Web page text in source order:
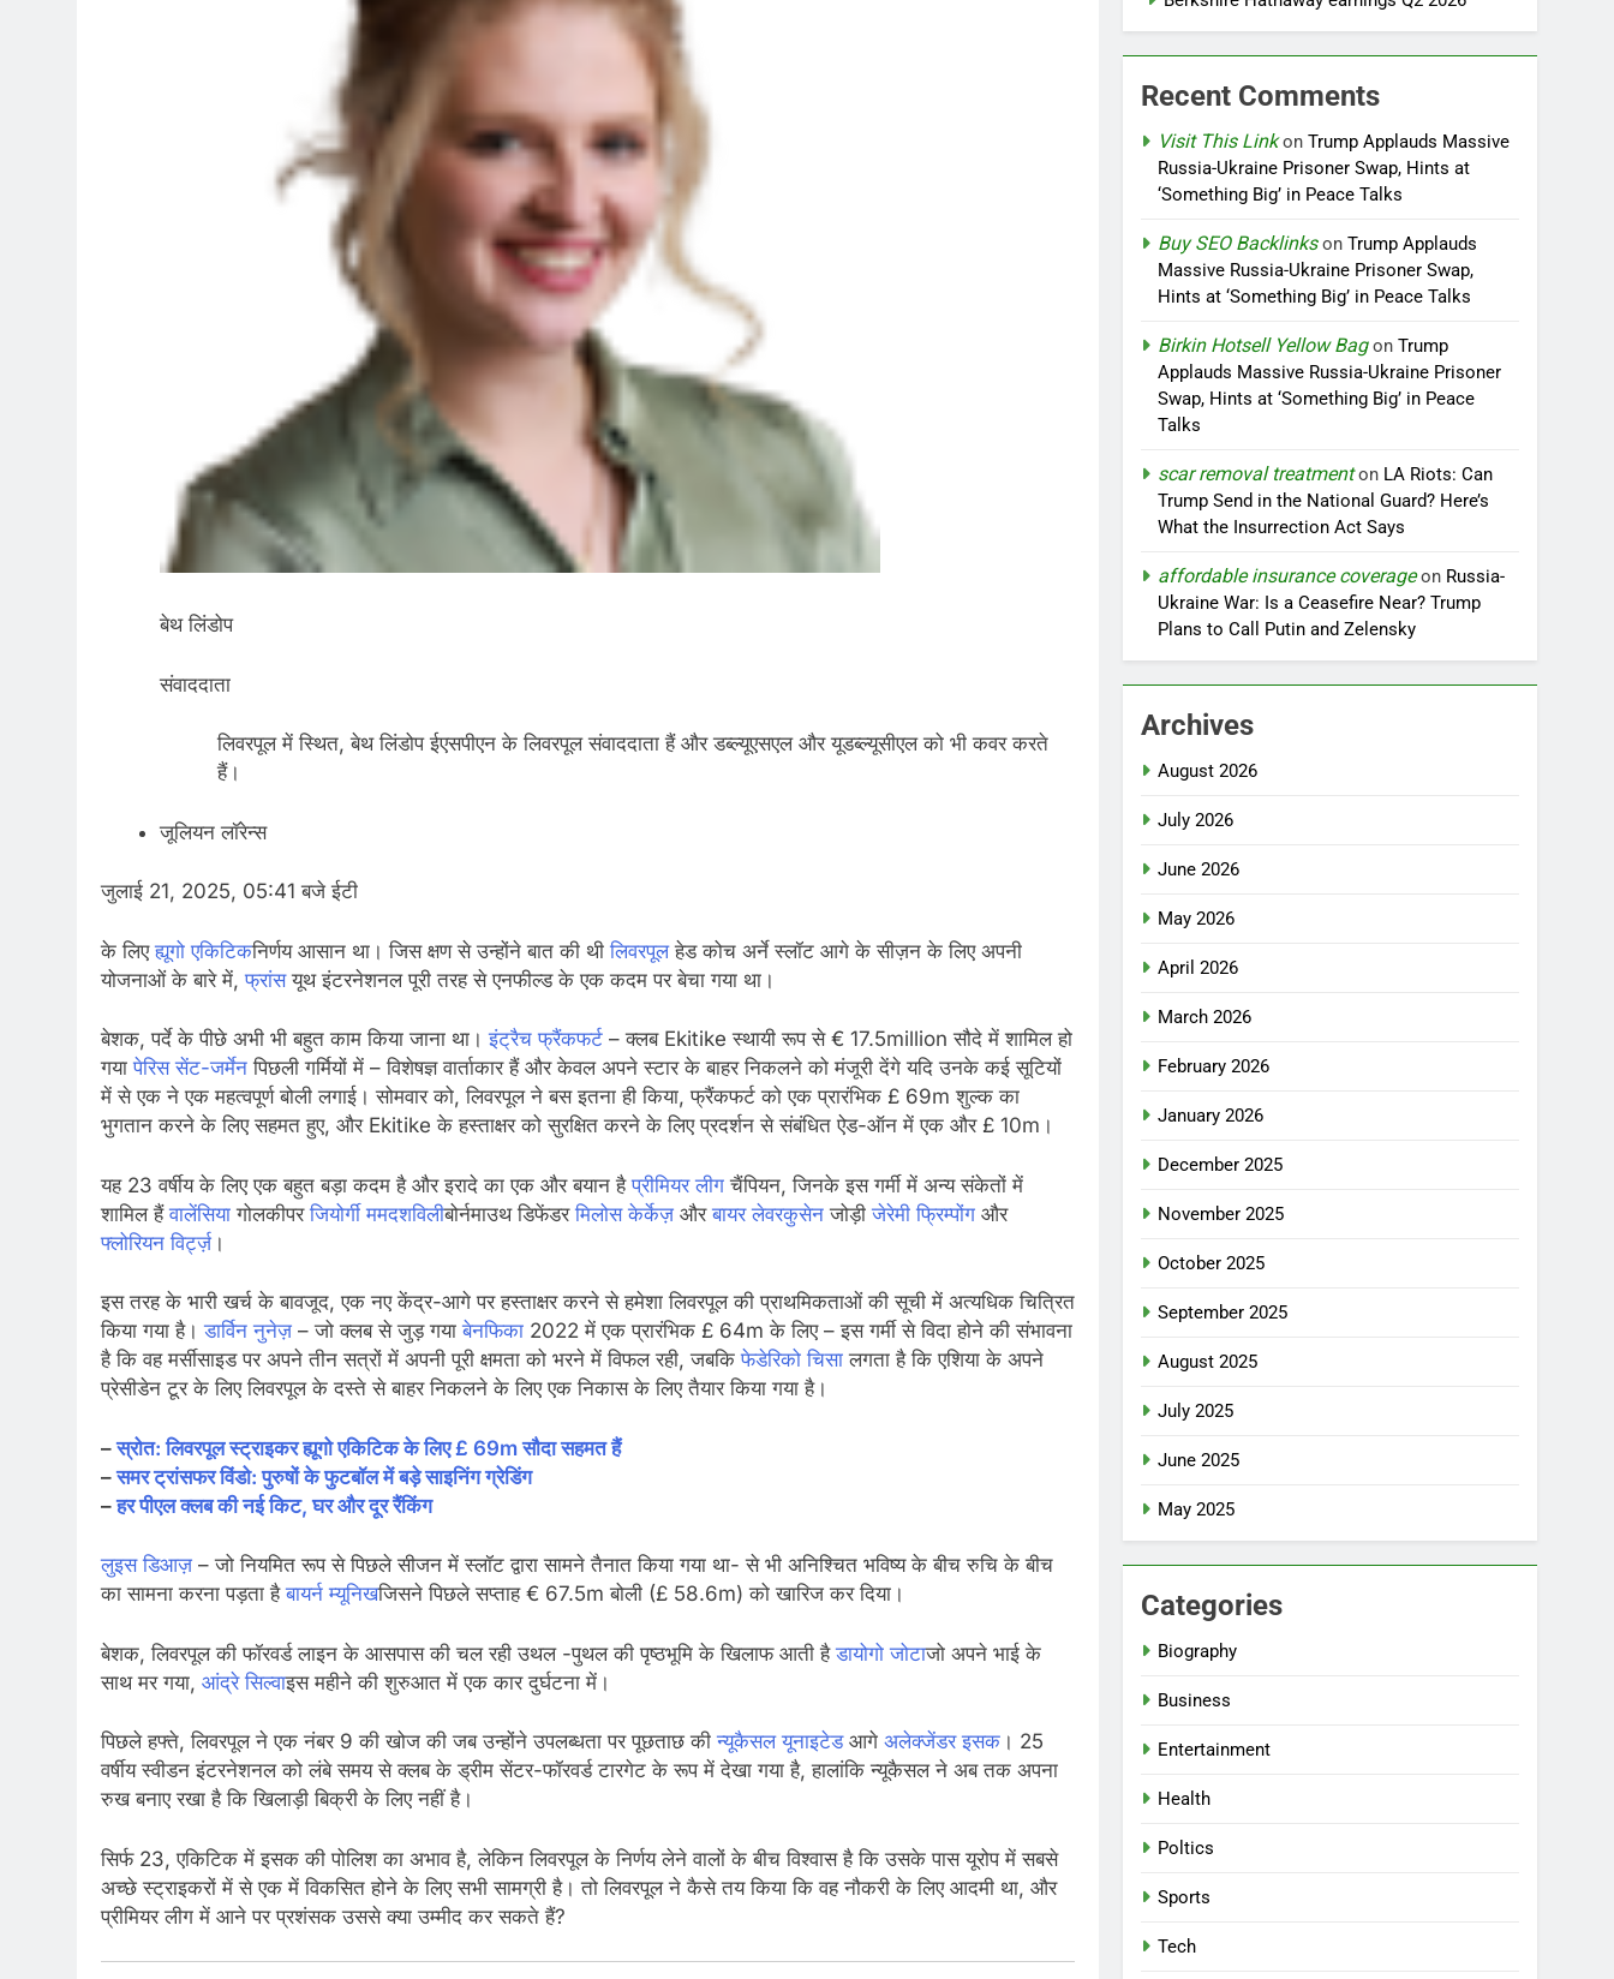
बेथ लिंडोप
संवाददाता
लिवरपूल में स्थित, बेथ लिंडोप ईएसपीएन के लिवरपूल संवाददाता हैं और डब्ल्यूएसएल और यूडब्ल्यूसीएल को भी कवर करते
हैं।
जूलियन लॉरेन्स
जुलाई 21, 2025, 05:41 बजे ईटी
के लिएह्यूगो एकिटिकनिर्णय आसान था। जिस क्षण से उन्होंने बात की थीलिवरपूलहेड कोच अर्ने स्लॉट आगे के सीज़न के लिए अपनी
योजनाओं के बारे में,फ्रांसयूथ इंटरनेशनल पूरी तरह से एनफील्ड के एक कदम पर बेचा गया था।
बेशक, पर्दे के पीछे अभी भी बहुत काम किया जाना था।इंट्रैच फ्रैंकफर्ट – क्लब Ekitike स्थायी रूप से € 17.5million सौदे में शामिल हो
गयापेरिस सेंट-जर्मेन पिछली गर्मियों में – विशेषज्ञ वार्ताकार हैं और केवल अपने स्टार के बाहर निकलने को मंजूरी देंगे यदि उनके कई सूटियों
में से एक ने एक महत्वपूर्ण बोली लगाई। सोमवार को, लिवरपूल ने बस इतना ही किया, फ्रैंकफर्ट को एक प्रारंभिक £ 69m शुल्क का
भुगतान करने के लिए सहमत हुए, और Ekitike के हस्ताक्षर को सुरक्षित करने के लिए प्रदर्शन से संबंधित ऐड-ऑन में एक और £ 10m।
यह 23 वर्षीय के लिए एक बहुत बड़ा कदम है और इरादे का एक और बयान हैप्रीमियर लीग चैंपियन, जिनके इस गर्मी में अन्य संकेतों में
शामिल हैंवालेंसिया गोलकीपरजियोर्गी ममदशविलीबोर्नमाउथ डिफेंडरमिलोस केर्केज़ औरबायर लेवरकुसेन जोड़ीजेरेमी फ्रिम्पोंग और
फ्लोरियन विर्ट्ज़ ।
इस तरह के भारी खर्च के बावजूद, एक नए केंद्र-आगे पर हस्ताक्षर करने से हमेशा लिवरपूल की प्राथमिकताओं की सूची में अत्यधिक चित्रित
किया गया है।डार्विन नुनेज़ – जो क्लब से जुड़ गयाबेनफिका 2022 में एक प्रारंभिक £ 64m के लिए – इस गर्मी से विदा होने की संभावना
है कि वह मर्सीसाइड पर अपने तीन सत्रों में अपनी पूरी क्षमता को भरने में विफल रही, जबकिफेडेरिको चिसा लगता है कि एशिया के अपने
प्रेसीडेन टूर के लिए लिवरपूल के दस्ते से बाहर निकलने के लिए एक निकास के लिए तैयार किया गया है।
–स्रोत: लिवरपूल स्ट्राइकर ह्यूगो एकिटिक के लिए £ 69m सौदा सहमत हैं
–समर ट्रांसफर विंडो: पुरुषों के फुटबॉल में बड़े साइनिंग ग्रेडिंग
–हर पीएल क्लब की नई किट, घर और दूर रैंकिंग
लुइस डिआज़ – जो नियमित रूप से पिछले सीजन में स्लॉट द्वारा सामने तैनात किया गया था- से भी अनिश्चित भविष्य के बीच रुचि के बीच
का सामना करना पड़ता हैबायर्न म्यूनिखजिसने पिछले सप्ताह € 67.5m बोली (£ 58.6m) को खारिज कर दिया।
बेशक, लिवरपूल की फॉरवर्ड लाइन के आसपास की चल रही उथल -पुथल की पृष्ठभूमि के खिलाफ आती हैडायोगो जोटाजो अपने भाई के
साथ मर गया, आंद्रे सिल्वाइस महीने की शुरुआत में एक कार दुर्घटना में।
पिछले हफ्ते, लिवरपूल ने एक नंबर 9 की खोज की जब उन्होंने उपलब्धता पर पूछताछ कीन्यूकैसल यूनाइटेडआगे अलेक्जेंडर इसक । 25
वर्षीय स्वीडन इंटरनेशनल को लंबे समय से क्लब के ड्रीम सेंटर-फॉरवर्ड टारगेट के रूप में देखा गया है, हालांकि न्यूकैसल ने अब तक अपना
रुख बनाए रखा है कि खिलाड़ी बिक्री के लिए नहीं है।
सिर्फ 23, एकिटिक में इसक की पोलिश का अभाव है, लेकिन लिवरपूल के निर्णय लेने वालों के बीच विश्वास है कि उसके पास यूरोप में सबसे
अच्छे स्ट्राइकरों में से एक में विकसित होने के लिए सभी सामग्री है। तो लिवरपूल ने कैसे तय किया कि वह नौकरी के लिए आदमी था, और
प्रीमियर लीग में आने पर प्रशंसक उससे क्या उम्मीद कर सकते हैं?
Recent Comments
Visit This LinkonTrump Applauds Massive
Russia-Ukraine Prisoner Swap, Hints at
‘Something Big’ in Peace Talks
Buy SEO BacklinksonTrump Applauds
Massive Russia-Ukraine Prisoner Swap,
Hints at ‘Something Big’ in Peace Talks
Birkin Hotsell Yellow BagonTrump
Applauds Massive Russia-Ukraine Prisoner
Swap, Hints at ‘Something Big’ in Peace
Talks
scar removal treatmenton LA Riots: Can
Trump Send in the National Guard? Here’s
What the Insurrection Act Says
affordable insurance coverageon Russia-
Ukraine War: Is a Ceasefire Near? Trump
Plans to Call Putin and Zelensky
Archives
August 2026
July 2026
June 2026
May 2026
April 2026
March 2026
February 2026
January 2026
December 2025
November 2025
October 2025
September 2025
August 2025
July 2025
June 2025
May 2025
Categories
Biography
Business
Entertainment
Health
Poltics
Sports
Tech